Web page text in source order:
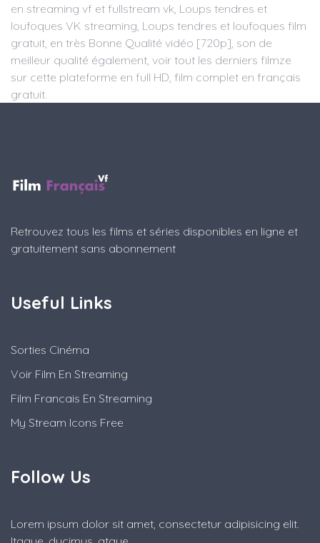
en streaming vf et fullstream vk, Loups tendres et
loufoques VK streaming, Loups tendres et loufoques film
gratuit, en très Bonne Qualité vidéo [720p], son de
meilleur qualité également, voir tout les derniers filmze
sur cette plateforme en full HD, film complet en français
gratuit.
Retrouvez tous les films et séries disponibles en ligne et
gratuitement sans abonnement
Useful Links
Sorties Cinéma
Voir Film En Streaming
Film Francais En Streaming
My Stream Icons Free
Follow Us
Lorem ipsum dolor sit amet, consectetur adipisicing elit.